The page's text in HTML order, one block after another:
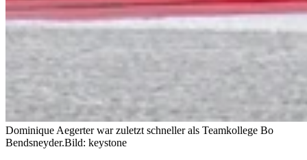
Dominique Aegerter war zuletzt schneller als Teamkollege Bo
Bendsneyder.Bild: keystone